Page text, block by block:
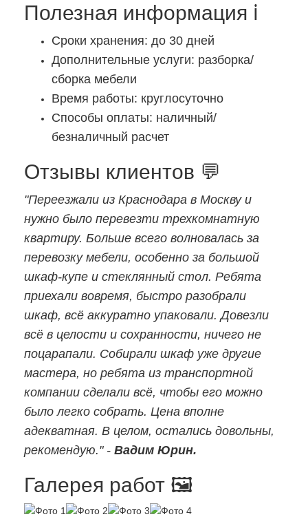
Полезная информация ℹ️
Сроки хранения: до 30 дней
Дополнительные услуги: разборка/
сборка мебели
Время работы: круглосуточно
Способы оплаты: наличный/
безналичный расчет
Отзывы клиентов 💬
"Переезжали из Краснодара в Москву и
нужно было перевезти трехкомнатную
квартиру. Больше всего волновалась за
перевозку мебели, особенно за большой
шкаф-купе и стеклянный стол. Ребята
приехали вовремя, быстро разобрали
шкаф, всё аккуратно упаковали. Довезли
всё в целости и сохранности, ничего не
поцарапали. Собирали шкаф уже другие
мастера, но ребята из транспортной
компании сделали всё, чтобы его можно
было легко собрать. Цена вполне
адекватная. В целом, остались довольны,
рекомендую." - Вадим Юрин.
Галерея работ 🖼️